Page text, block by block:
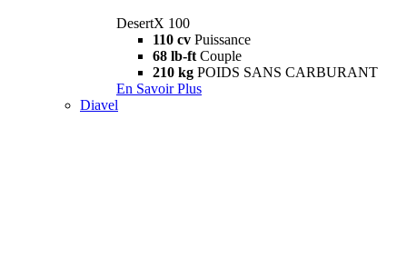
DesertX 100
110 cv Puissance
68 lb-ft Couple
210 kg POIDS SANS CARBURANT
En Savoir Plus
Diavel